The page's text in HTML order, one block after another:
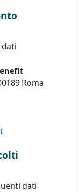
Roma
dati